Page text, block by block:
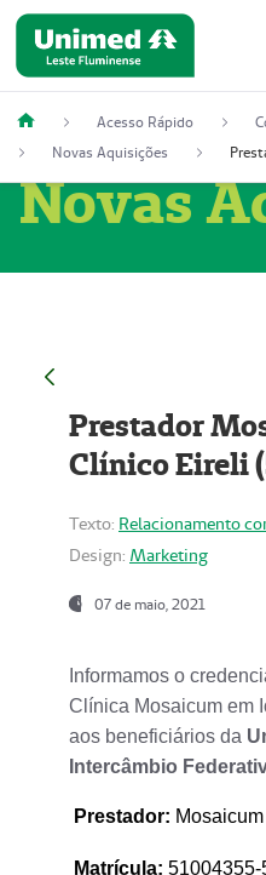
Acesso Rápido
Novas Aquisições
Novas
Prestador
Clínico Eireli
Texto: Relacionamento
Design: Marketing
07 de maio, 2021
Informamos o
Clínica Mosaicum em
aos beneficiários da
Intercâmbio
Prestador:
Matrícula: 51004355-